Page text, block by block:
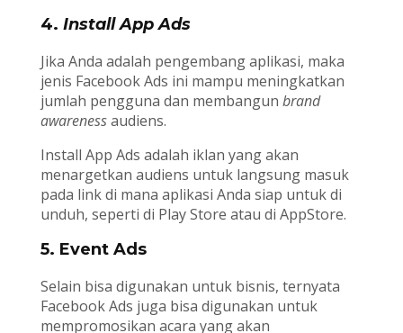
4. Install App Ads
Jika Anda adalah pengembang aplikasi, maka
jenis Facebook Ads ini mampu meningkatkan
jumlah pengguna dan membangun brand
awarenessaudiens.
Install App Ads adalah iklan yang akan
menargetkan audiens untuk langsung masuk
pada link di mana aplikasi Anda siap untuk di
unduh, seperti di Play Store atau di AppStore.
5. Event Ads
Selain bisa digunakan untuk bisnis, ternyata
Facebook Ads juga bisa digunakan untuk
mempromosikan acara yang akan